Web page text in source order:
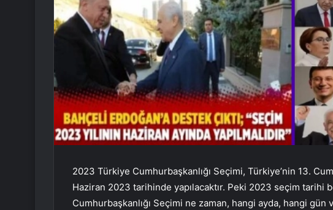
2023 Türkiye Cumhurbaşkanlığı Seçimi, Türkiye’nin 13.
Haziran 2023 tarihinde yapılacaktır. Peki 2023 seçim tarihi
Cumhurbaşkanlığı Seçimi ne zaman, hangi ayda, hangi gün